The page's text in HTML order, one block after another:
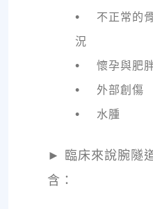
• 不正常的
況
• 懷孕與肥
• 外部創傷
• 水腫
► 臨床來說腕隧
含：